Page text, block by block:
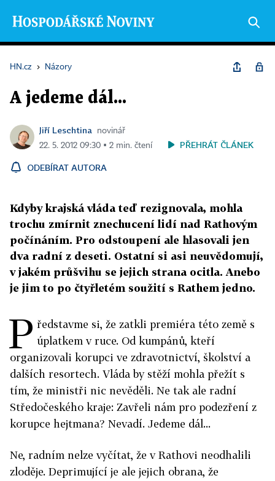
HN.cz › Názory
A jedeme dál...
Jiří Leschtina
novinář
22. 5. 2012 09:30 ▪ 2 min. čtení
PŘEHRÁT ČLÁNEK
ODEBÍRAT AUTORA
Kdyby krajská vláda teď rezignovala, mohla
trochu zmírnit znechucení lidí nad Rathovým
počínáním. Pro odstoupení ale hlasovali jen
dva radní z deseti. Ostatní si asi neuvědomují,
v jakém průšvihu se jejich strana ocitla. Anebo
je jim to po čtyřletém soužití s Rathem jedno.
P ředstavme si, že zatkli premiéra této země s
úplatkem v ruce. Od kumpánů, kteří
organizovali korupci ve zdravotnictví, školství a
dalších resortech. Vláda by stěží mohla přežít s
tím, že ministři nic nevěděli. Ne tak ale radní
Středočeského kraje: Zavřeli nám pro podezření z
korupce hejtmana? Nevadí. Jedeme dál...
Ne, radním nelze vyčítat, že v Rathovi neodhalili
zloděje. Deprimující je ale jejich obrana, že